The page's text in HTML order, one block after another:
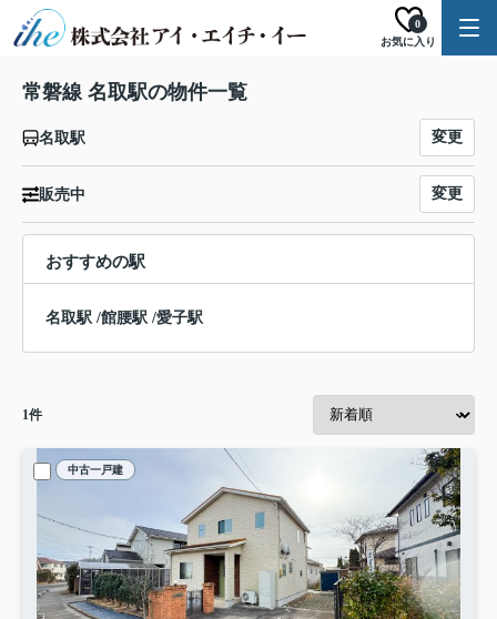
お気に入り
0
常磐線 名取駅の物件一覧
名取駅 変更
販売中 変更
おすすめの駅
名取駅 /館腰駅 /愛子駅
1件
中古一戸建